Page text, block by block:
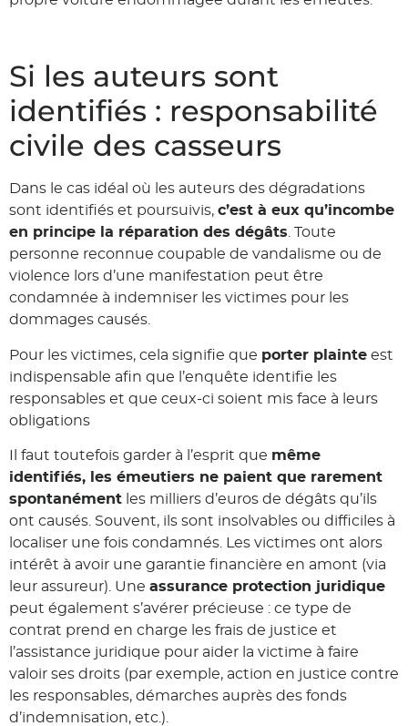
Si les auteurs sont
identifiés : responsabilité
civile des casseurs
Dans le cas idéal où les auteurs des dégradations
sont identifiés et poursuivis, c’est à eux qu’incombe
en principe la réparation des dégâts . Toute
personne reconnue coupable de vandalisme ou de
violence lors d’une manifestation peut être
condamnée à indemniser les victimes pour les
dommages causés.
Pour les victimes, cela signifie que porter plainte est
indispensable afin que l’enquête identifie les
responsables et que ceux-ci soient mis face à leurs
obligations
Il faut toutefois garder à l’esprit que même
identifiés, les émeutiers ne paient que rarement
spontanément les milliers d’euros de dégâts qu’ils
ont causés. Souvent, ils sont insolvables ou difficiles à
localiser une fois condamnés. Les victimes ont alors
intérêt à avoir une garantie financière en amont (via
leur assureur). Une assurance protection juridique
peut également s’avérer précieuse : ce type de
contrat prend en charge les frais de justice et
l’assistance juridique pour aider la victime à faire
valoir ses droits (par exemple, action en justice contre
les responsables, démarches auprès des fonds
d’indemnisation, etc.).